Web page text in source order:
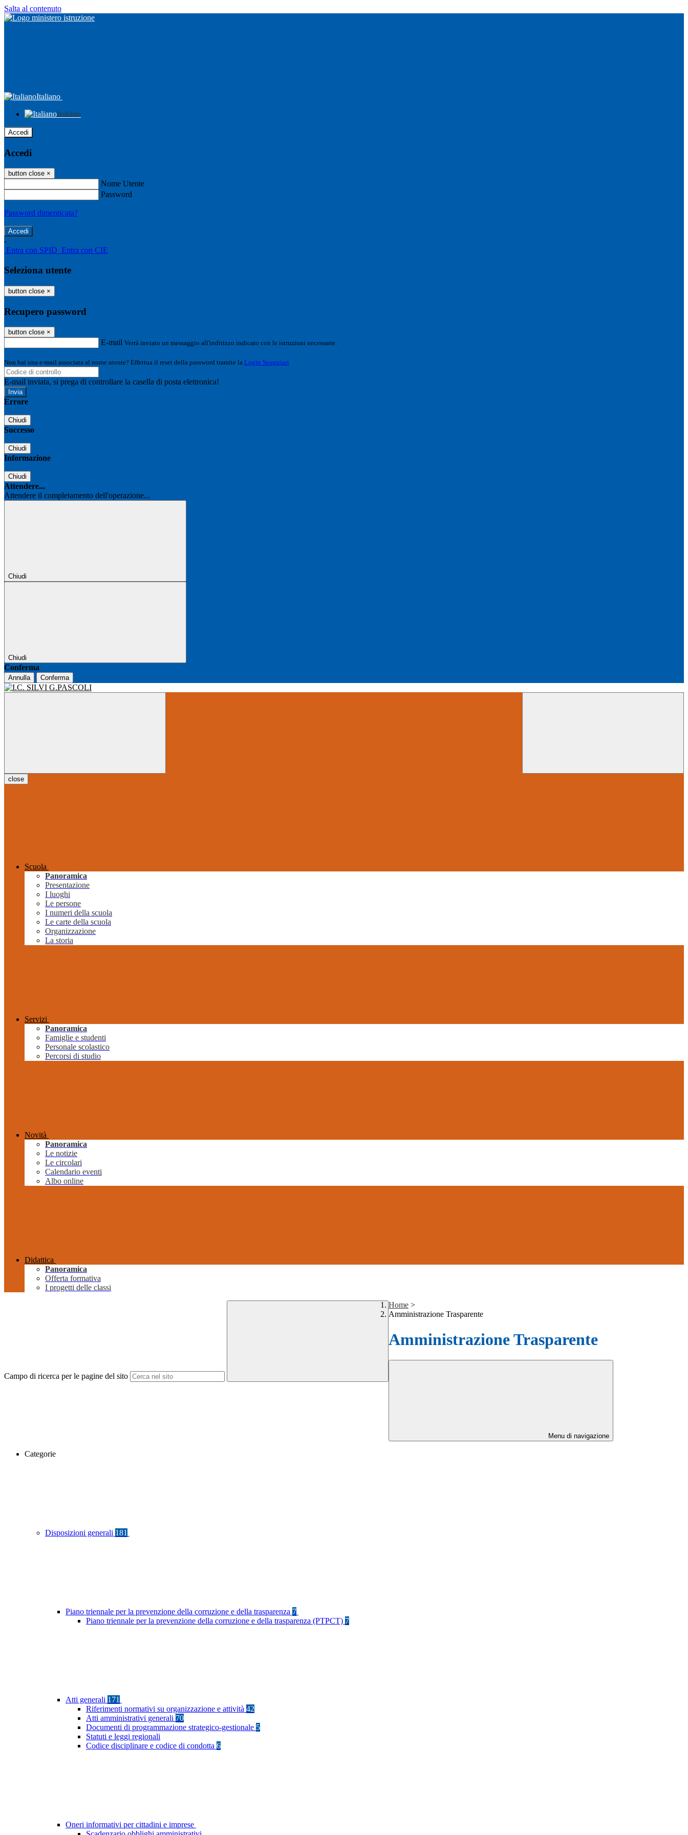
Salta al contenuto
Italiano
Italiano
Accedi
Accedi
button close ×
Nome Utente
Password
Password dimenticata?
-
Entra con SPID Entra con CIE
Seleziona utente
button close ×
Recupero password
button close ×
E-mail Verrà inviato un messaggio all'indirizzo indicato con le istruzioni necessarie.
Non hai una e-mail associata al nome utente? Effettua il reset della password tramite la Login Spaggiari
E-mail inviata, si prega di controllare la casella di posta elettronica!
Errore
Chiudi
Successo
Chiudi
Informazione
Chiudi
Attendere...
Attendere il completamento dell'operazione...
Chiudi
Chiudi
Conferma
Annulla Conferma
close
Scuola
Panoramica
Presentazione
I luoghi
Le persone
I numeri della scuola
Le carte della scuola
Organizzazione
La storia
Servizi
Panoramica
Famiglie e studenti
Personale scolastico
Percorsi di studio
Novità
Panoramica
Le notizie
Le circolari
Calendario eventi
Albo online
Didattica
Panoramica
Offerta formativa
I progetti delle classi
Campo di ricerca per le pagine del sito
Home >
Amministrazione Trasparente
Amministrazione Trasparente
Menu di navigazione
Categorie
Disposizioni generali 181
Piano triennale per la prevenzione della corruzione e della trasparenza 7
Piano triennale per la prevenzione della corruzione e della trasparenza (PTPCT) 7
Atti generali 171
Riferimenti normativi su organizzazione e attività 42
Atti amministrativi generali 70
Documenti di programmazione strategico-gestionale 5
Statuti e leggi regionali
Codice disciplinare e codice di condotta 6
Oneri informativi per cittadini e imprese